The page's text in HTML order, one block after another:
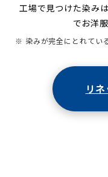
工場で見つけた染み
でお洋
※ 染みが完全にとれてい
リ